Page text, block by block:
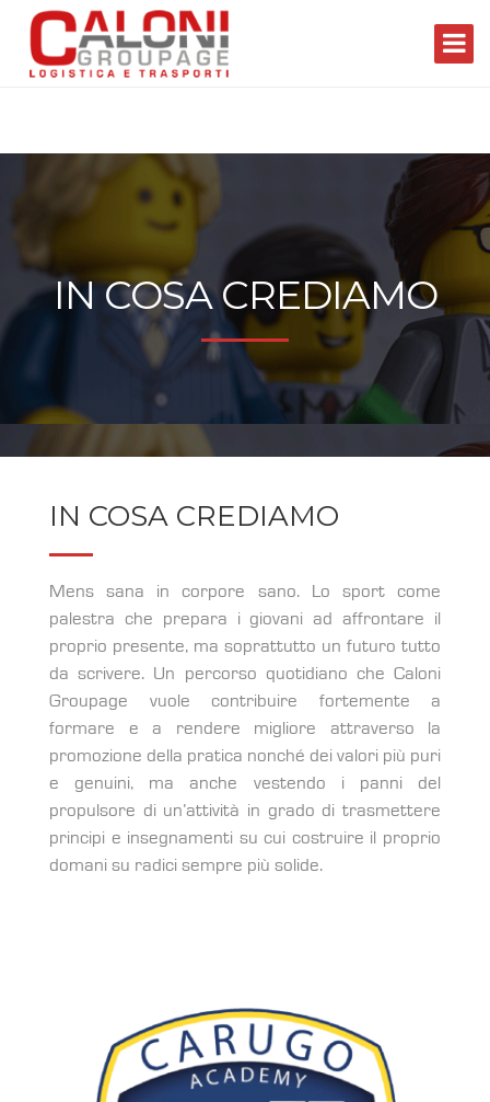
IN COSA CREDIAMO
IN COSA CREDIAMO
Mens sana in corpore sano. Lo sport come
palestra che prepara i giovani ad affrontare il
proprio presente, ma soprattutto un futuro tutto
da scrivere. Un percorso quotidiano che Caloni
Groupage vuole contribuire fortemente a
formare e a rendere migliore attraverso la
promozione della pratica nonché dei valori più puri
e genuini, ma anche vestendo i panni del
propulsore di un’attività in grado di trasmettere
principi e insegnamenti su cui costruire il proprio
domani su radici sempre più solide.